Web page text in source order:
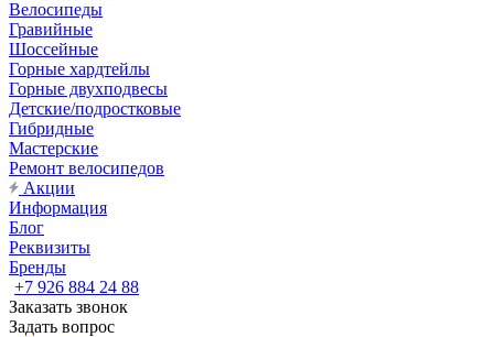
Велосипеды
Гравийные
Шоссейные
Горные хардтейлы
Горные двухподвесы
Детские/подростковые
Гибридные
Мастерские
Ремонт велосипедов
Акции
Информация
Блог
Реквизиты
Бренды
+7 926 884 24 88
Заказать звонок
Задать вопрос